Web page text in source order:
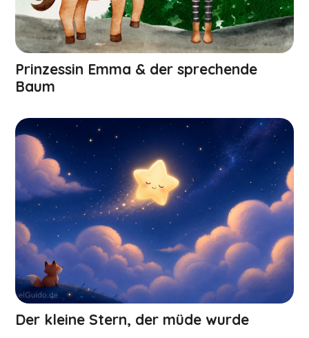
Prinzessin Emma & der sprechende
Baum
Der kleine Stern, der müde wurde